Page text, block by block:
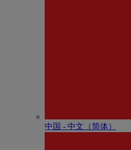
中国 - 中⽂（简体）